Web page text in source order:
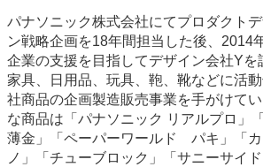
パナソニック株式会社にてプロダクト
ン戦略企画を18年間担当した後、2014
企業の支援を目指してデザイン会社Yを
家具、日用品、玩具、鞄、靴などに活
社商品の企画製造販売事業を手がけて
な商品は「パナソニック リアルプロ」
薄金」「ペーパーワールド パキ」「
ノ」「チューブロック」「サニーサイ